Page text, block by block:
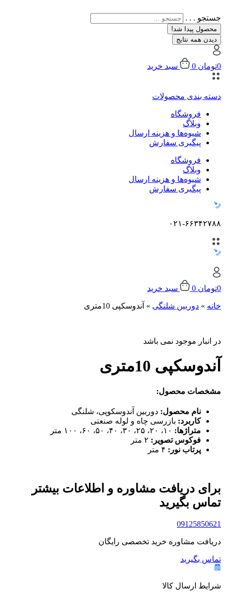
جستجو . . .
محصول پیدا شد!
دیدن همه نتایج
0تومان 0 سبد خرید
دسته بندی محصولات
فروشگاه
وبلاگ
شیوه‌ها و هزینه ارسال
پیگیری سفارش
فروشگاه
وبلاگ
شیوه‌ها و هزینه ارسال
پیگیری سفارش
۰۲۱-۶۶۳۴۲۷۸۸
0تومان 0 سبد خرید
خانه » دوربین شلنگی » آندوسکپی 10متری
در انبار موجود نمی باشد
آندوسکپی 10متری
مشخصات محصول:
نام محصول: دوربین آندوسکوپی، شلنگی
کاربرد: بازرسی چاه و لوله صنعتی
متراژ‌ها:
فوکوس تصویر:
پرتاب نور:
برای دریافت مشاوره و اطلاعات بیشتر
تماس بگیرید
09125850621
دریافت مشاوره خرید تخصصی رایگان
تماس بگیرید
شرایط ارسال کالا